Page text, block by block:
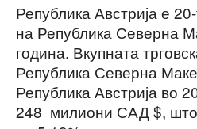
Република Австрија е
на Република Северна
година. Вкупната
Република Северна
Република Австрија во
248 милиони САД $, што